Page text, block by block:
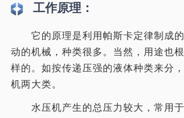
工作原理：
它的原理是利用帕斯卡定律制成的
动的机械，种类很多。当然，用途也
样的。如按传递压强的液体种类来分
机两大类。
水压机产生的总压力较大，常用于